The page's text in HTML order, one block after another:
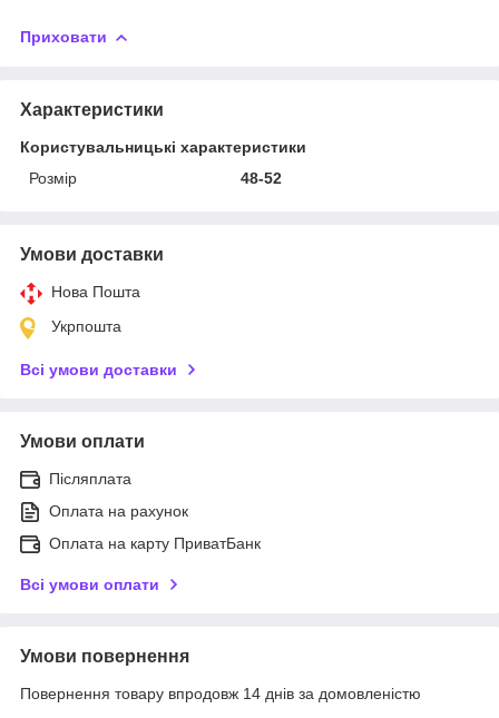
Приховати
Характеристики
Користувальницькі характеристики
Розмір
48-52
Умови доставки
Нова Пошта
Укрпошта
Всі умови доставки
Умови оплати
Післяплата
Оплата на рахунок
Оплата на карту ПриватБанк
Всі умови оплати
Умови повернення
Повернення товару впродовж 14 днів за домовленістю